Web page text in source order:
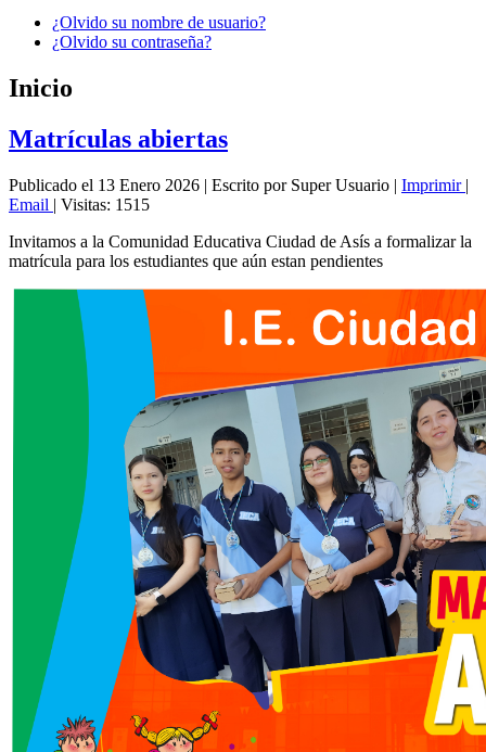
¿Olvido su nombre de usuario?
¿Olvido su contraseña?
Inicio
Matrículas abiertas
Publicado el 13 Enero 2026 | Escrito por Super Usuario | Imprimir |
Email | Visitas: 1515
Invitamos a la Comunidad Educativa Ciudad de Asís a formalizar la
matrícula para los estudiantes que aún estan pendientes